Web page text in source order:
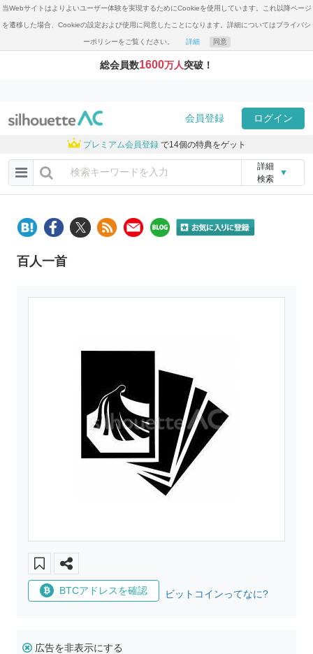
当Webサイトはよりよいユーザー体験を実現するためにCookieを使用しています。これ以降ページ
を遷移した場合、Cookieの設定および使用に同意したことになります。詳細についてはプライバシ
ーポリシーをご覧ください。 詳細 同意
総会員数1600万人突破！
会員登録 ログイン
プレミアム会員登録 で14個の特典をゲット
詳細
検索
▼
百人一首
BTCアドレスを確認 ビットコインってなに?
広告を非表示にする